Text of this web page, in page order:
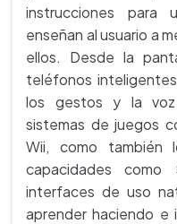
instrucciones para
enseñan al usuario a
ellos. Desde la
teléfonos
los gestos y la voz
sistemas de juegos
Wii, como también
capacidades
interfaces de uso
aprender haciendo e